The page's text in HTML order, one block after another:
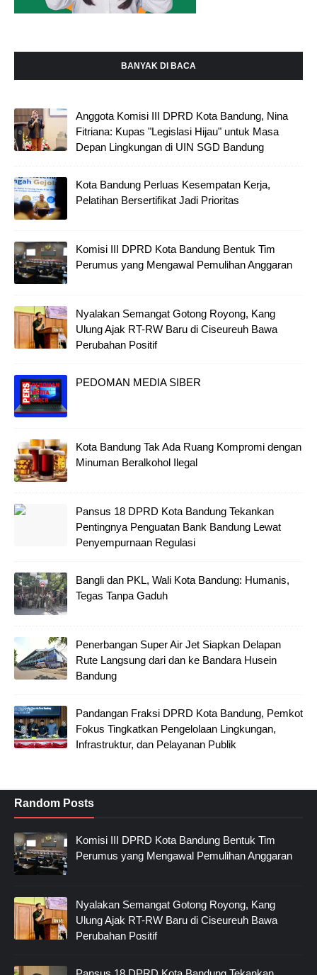
BANYAK DI BACA
Anggota Komisi III DPRD Kota Bandung, Nina
Fitriana: Kupas "Legislasi Hijau" untuk Masa
Depan Lingkungan di UIN SGD Bandung
Kota Bandung Perluas Kesempatan Kerja,
Pelatihan Bersertifikat Jadi Prioritas
Komisi III DPRD Kota Bandung Bentuk Tim
Perumus yang Mengawal Pemulihan Anggaran
Nyalakan Semangat Gotong Royong, Kang
Ulung Ajak RT-RW Baru di Ciseureuh Bawa
Perubahan Positif
PEDOMAN MEDIA SIBER
Kota Bandung Tak Ada Ruang Kompromi dengan
Minuman Beralkohol Ilegal
Pansus 18 DPRD Kota Bandung Tekankan
Pentingnya Penguatan Bank Bandung Lewat
Penyempurnaan Regulasi
Bangli dan PKL, Wali Kota Bandung: Humanis,
Tegas Tanpa Gaduh
Penerbangan Super Air Jet Siapkan Delapan
Rute Langsung dari dan ke Bandara Husein
Bandung
Pandangan Fraksi DPRD Kota Bandung, Pemkot
Fokus Tingkatkan Pengelolaan Lingkungan,
Infrastruktur, dan Pelayanan Publik
Random Posts
Komisi III DPRD Kota Bandung Bentuk Tim
Perumus yang Mengawal Pemulihan Anggaran
Nyalakan Semangat Gotong Royong, Kang
Ulung Ajak RT-RW Baru di Ciseureuh Bawa
Perubahan Positif